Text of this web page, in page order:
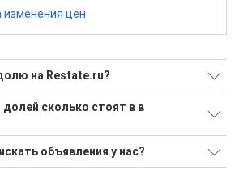
изменения цен
на Restate.ru?
комнату или долю?
объявлений
поиском по новостройкам, для
вам варианта
сколько стоят в в
900 Р. Максимальная цена: 3 550 000 Р;
Р
объявления у нас?